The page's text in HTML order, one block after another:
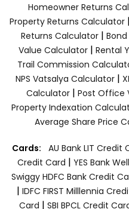
Homeowner Returns
Property Returns Calculator |
Returns Calculator |
Value Calculator | Rental
Trail Commission
NPS Vatsalya Calculator|
Calculator| Post Office
Property Indexation
Average Share Price
Cards: AU Bank LIT Credit
Credit Card | YES Bank
Swiggy HDFC Bank Credit
| IDFC FIRST Milllennia
Card | SBI BPCL Credit